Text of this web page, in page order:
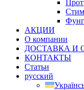
АКЦИИ
О компании
ДОСТАВКА И
КОНТАКТЫ
Статьи
русский